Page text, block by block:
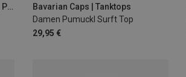
Bavarian Caps | Freizeitjacken, Parkas
Bavarian Caps | Tanktops
Damen Pumuckl Surft Top
29,95 €
XXL